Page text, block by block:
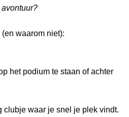
waarom niet):
het podium te staan of achter
clubje waar je snel je plek vindt.